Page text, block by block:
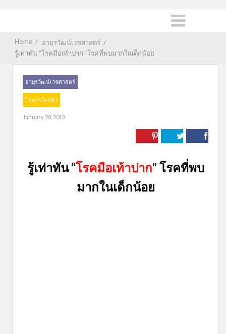
Home / อายุรวัฒน์เวชศาสตร์ /
รู้เท่าทัน “โรคมือเท้าปาก” โรคที่พบมากในเด็กน้อย
อายุรวัฒน์เวชศาสตร์
โรคภัยใกล้ตัว
January 28, 2018
รู้เท่าทัน “โรคมือเท้าปาก” โรคที่พบ
มากในเด็กน้อย